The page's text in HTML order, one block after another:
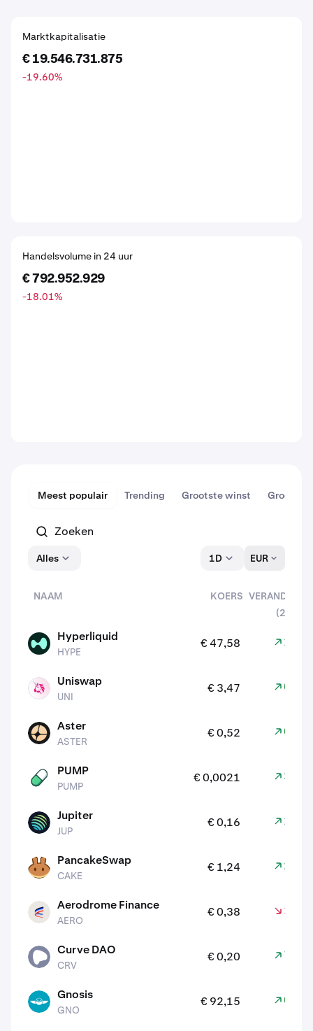
Marktkapitalisatie
€ 19.546.731.875
-19.60%
Handelsvolume in 24 uur
€ 792.952.929
-18.01%
Meest populair Trending Grootste winst Grootste
Alles 1D EUR
NAAM KOERS
(24
HYPE Hyperliquid
HYPE
€ 47,58
UNI Uniswap
UNI
€ 3,47
ASTER Aster
ASTER
€ 0,52
PUMP PUMP
PUMP
€ 0,0021
JUP Jupiter
JUP
€ 0,16
CAKE PancakeSwap
CAKE
€ 1,24
AERO Aerodrome Finance
AERO
€ 0,38
Curve DAO
CRV
€ 0,20
GNO Gnosis
GNO
€ 92,15